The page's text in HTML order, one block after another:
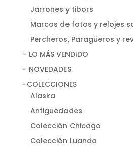
Jarrones y tibors
Marcos de fotos y relojes
Percheros, Paragüeros y
- LO MÁS VENDIDO
- NOVEDADES
-COLECCIONES
Alaska
Antigüedades
Colección Chicago
Colección Luanda